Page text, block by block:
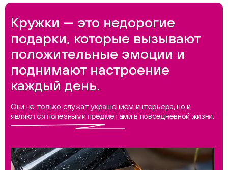
Кружки — это недорогие
подарки, которые вызывают
положительные эмоции и
поднимают настроение
каждый день.
Они не только служат украшением интерьера, но и
являются полезными предметами в повседневной жизни.